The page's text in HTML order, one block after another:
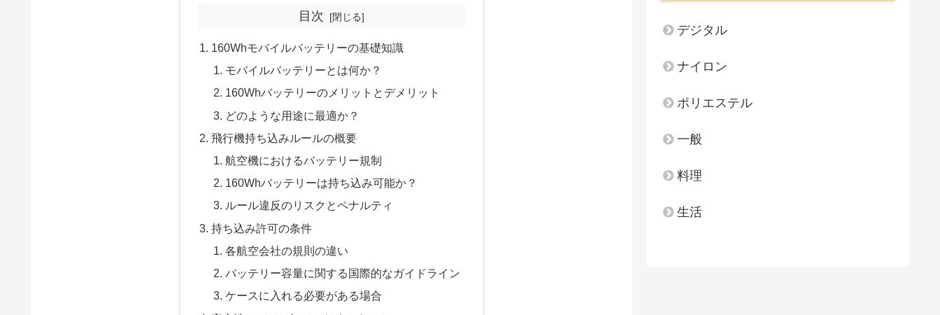
目次
160Whモバイルバッテリーの基礎知識
モバイルバッテリーとは何か？
160Whバッテリーのメリットとデメリット
どのような用途に最適か？
飛行機持ち込みルールの概要
航空機におけるバッテリー規制
160Whバッテリーは持ち込み可能か？
ルール違反のリスクとペナルティ
持ち込み許可の条件
各航空会社の規則の違い
バッテリー容量に関する国際的なガイドライン
ケースに入れる必要がある場合
デジタル
ナイロン
ポリエステル
一般
料理
生活